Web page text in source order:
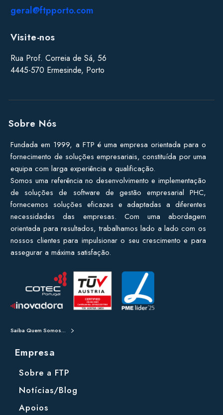
geral@ftpporto.com
Visite-nos
Rua Prof. Correia de Sá, 56
4445-570 Ermesinde, Porto
Sobre Nós
Fundada em 1999, a FTP é uma empresa orientada para o
fornecimento de soluções empresariais, constituída por uma
equipa com larga experiência e qualificação.
Somos uma referência no desenvolvimento e implementação
de soluções de software de gestão empresarial PHC,
fornecemos soluções eficazes e adaptadas a diferentes
necessidades das empresas. Com uma abordagem
orientada para resultados, trabalhamos lado a lado com os
nossos clientes para impulsionar o seu crescimento e para
assegurar a máxima satisfação.
Saiba Quem Somos...
Empresa
Sobre a FTP
Notícias/Blog
Apoios